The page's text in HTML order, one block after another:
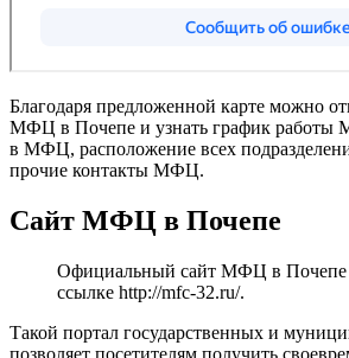
Благодаря предложенной карте можно
МФЦ в Почепе и узнать график работы
в МФЦ, расположение всех
прочие контакты МФЦ.
Сайт МФЦ в Почепе
Официальный сайт МФЦ в Почепе
ссылке http://mfc-32.ru/.
Такой портал государственных и